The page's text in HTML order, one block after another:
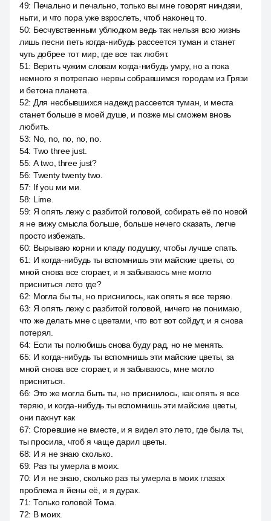
49: Печально и печально, только вы мне говорят ниндзяи,
ныти, и что пора уже взрослеть, чтоб наконец то.
50: Бесчувственным ублюдком ведь так нельзя всю жизнь
лишь песни петь когда-нибудь рассеется туман и станет
чуть добрее тот мир, где все так любят.
51: Верить чужим словам когда-нибудь умру, но а пока
немного я потрепаю нервы собравшимся городам из Грязи
и бетона планета.
52: Для несбывшихся надежд рассеется туман, и места
станет больше в моей душе, и позже мы сможем вновь
любить.
53: No, no, no, no, no.
54: Two three just.
55: А two, three just?
56: Twenty twenty two.
57: If you ми ми.
58: Lime.
59: Я опять лежу с разбитой головой, собирать её по новой
я не вижу смысла больше, больше нечего сказать, легче
просто избежать.
60: Вырываю корни и кладу подушку, чтобы лучше спать.
61: И когда-нибудь ты вспомнишь эти майские цветы, со
мной снова все сгорает, и я забываюсь мне могло
присниться лето где?
62: Могла бы ты, но приснилось, как опять я все теряю.
63: Я опять лежу с разбитой головой, ничего не понимаю,
что же делать мне с цветами, что вот вот сойдут, и я снова
потерял.
64: Если ты полюбишь снова буду рад, но не менять.
65: И когда-нибудь ты вспомнишь эти майские цветы, за
мной снова все сгорает, и я забываюсь, мне могло
присниться.
66: Это же могла быть ты, но приснилось, как опять я все
теряю, и когда-нибудь ты вспомнишь эти майские цветы,
они пахнут как
67: Сгоревшие не вместе, и я видел это лето, где была ты,
ты просила, чтоб я чаще дарил цветы.
68: И я не знаю сколько.
69: Раз ты умерла в моих.
70: И я не знаю, сколько раз ты умерла в моих глазах
проблема я йены её, и я дурак.
71: Только головой Тома.
72: В моих.